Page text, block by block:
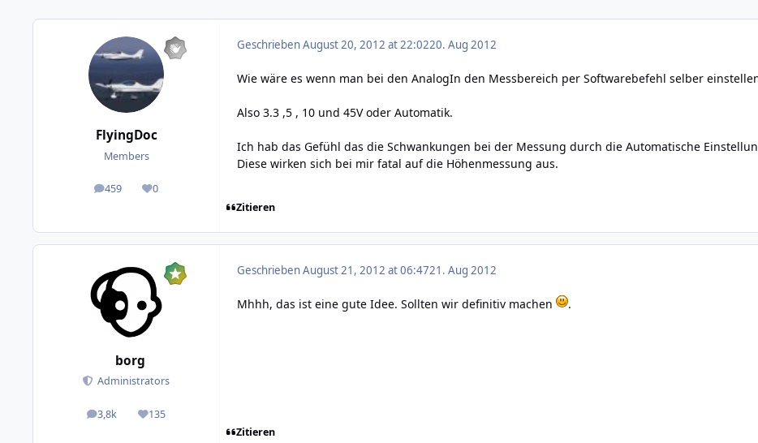
FlyingDoc
Members
459
posts 0
Reputation
GeschriebenAugust 20, 2012 at 22:0220. Aug 2012
Wie wäre es wenn man bei den AnalogIn den Messbereich per Softwarebefehl selber
Also 3.3 ,5 , 10 und 45V oder Automatik.
Ich hab das Gefühl das die Schwankungen bei der Messung durch die Automatische
Diese wirken sich bei mir fatal auf die Höhenmessung aus.
Zitieren
borg
Administrators
3,8k
posts 135
Reputation
GeschriebenAugust 21, 2012 at 06:4721. Aug 2012
Mhhh, das ist eine gute Idee. Sollten wir definitiv machen .
Zitieren